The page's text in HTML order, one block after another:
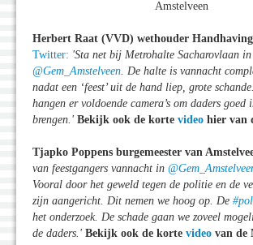
Amstelveen
Herbert Raat (VVD) wethouder Handhaving
Twitter: 'Sta net bij Metrohalte Sacharovlaan in
@Gem_Amstelveen. De halte is vannacht
nadat een ‘feest’ uit de hand liep, grote
hangen er voldoende camera’s om daders goed
brengen.' Bekijk ook de korte video hier van
Tjapko Poppens burgemeester van
van feestgangers vannacht in
Vooral door het geweld tegen de politie en de
zijn aangericht. Dit nemen we hoog op. De
het onderzoek. De schade gaan we zoveel
de daders. ' Bekijk ook de korte video van de